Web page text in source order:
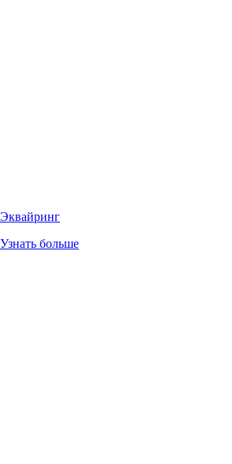
Эквайринг
Узнать больше